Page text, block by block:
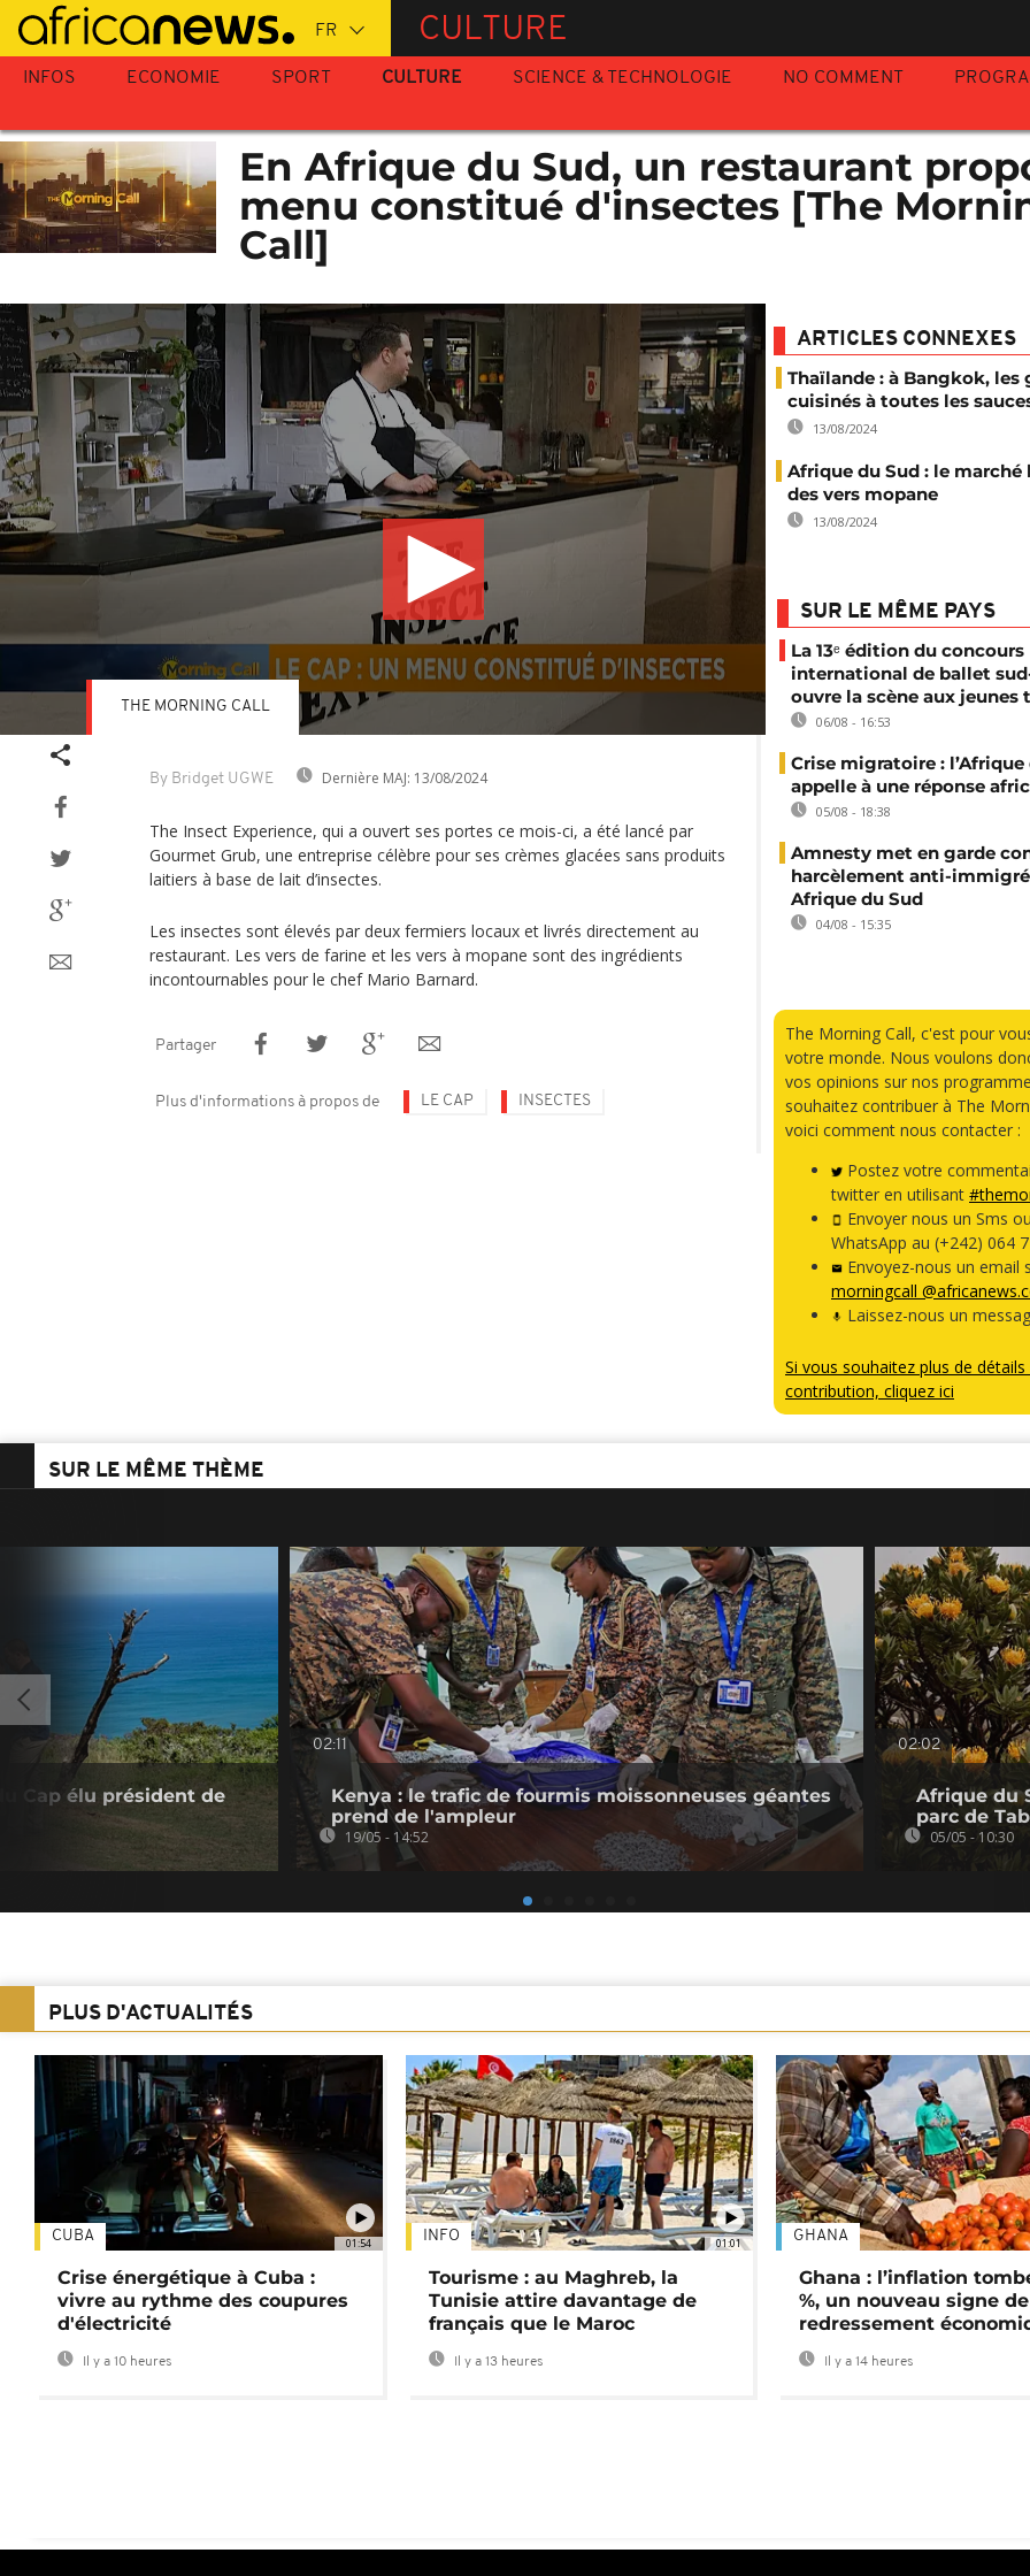
Passer
au
contenu
CULTURE
INFOS ECONOMIE SPORT CULTURE SCIENCE & TECHNOLOGIE NO COMMENT
En Afrique du Sud, un restaurant
menu constitué d'insectes [The
Call]
By Bridget UGWE Dernière MAJ: 13/08/2024
THE MORNING CALL
The Insect Experience, qui a ouvert ses portes ce mois-ci, a été lancé par
Gourmet Grub, une entreprise célèbre pour ses crèmes glacées sans produits
laitiers à base de lait d’insectes.
Les insectes sont élevés par deux fermiers locaux et livrés directement au
restaurant. Les vers de farine et les vers à mopane sont des ingrédients
incontournables pour le chef Mario Barnard.
Partager
Plus d'informations à propos de LE CAP INSECTES
ARTICLES CONNEXES
Thaïlande : à Bangkok, les
cuisinés à toutes les
13/08/2024
Afrique du Sud : le
des vers mopane
13/08/2024
SUR LE MÊME PAYS
La 13ᵉ édition du concours
international de ballet
ouvre la scène aux jeunes
06/08 - 16:53
Crise migratoire : l’Afrique
appelle à une réponse
05/08 - 18:38
Amnesty met en garde
harcèlement anti-
Afrique du Sud
04/08 - 15:35
The Morning Call, c'est pour
votre monde. Nous voulons
vos opinions sur nos
souhaitez contribuer à The
voici comment nous contacter :
Postez votre
twitter en utilisant
Envoyer nous un Sms ou
WhatsApp au (+242) 064
Envoyez-nous un email
morningcall
Laissez-nous un
Si vous souhaitez plus de détails
contribution, cliquez ici
SUR LE MÊME THÈME
Cap élu président de
02:11
Kenya : le trafic de fourmis moissonneuses géantes
prend de l'ampleur
19/05 - 14:52
02:02
Afrique du
parc de
05/05 - 10:30
PLUS D'ACTUALITÉS
01:54
CUBA
Crise énergétique à Cuba :
vivre au rythme des coupures
d'électricité
Il y a 10 heures
01:01
INFO
Tourisme : au Maghreb, la
Tunisie attire davantage de
français que le Maroc
Il y a 13 heures
GHANA
Ghana : l’inflation
%, un nouveau signe de
redressement
Il y a 14 heures